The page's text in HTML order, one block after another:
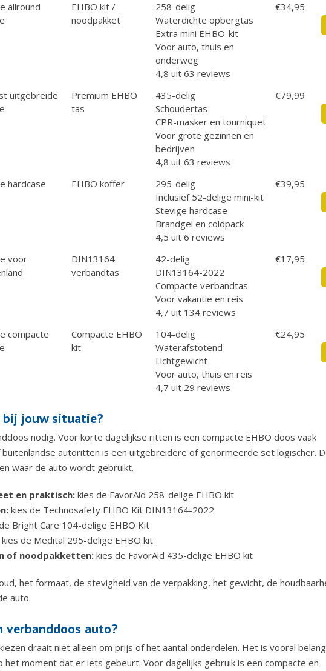
allround
EHBO kit /
noodpakket
258-delig
Waterdichte opbergtas
Extra mini EHBO-kit
Voor auto, thuis en
onderweg
4,8 uit 63 reviews
€34,95
uitgebreide
Premium EHBO
tas
435-delig
Schoudertas
CPR-masker en tourniquet
Voor grote gezinnen en
bedrijven
4,8 uit 63 reviews
€79,99
hardcase EHBO koffer
295-delig
Inclusief 52-delige mini-kit
Stevige hardcase
Brandgel en coldpack
4,5 uit 6 reviews
€39,95
voor
DIN13164
verbandtas
42-delig
DIN13164-2022
Compacte verbandtas
Voor vakantie en reis
4,7 uit 134 reviews
€17,95
compacte
Compacte EHBO
kit
104-delig
Waterafstotend
Lichtgewicht
Voor auto, thuis en reis
4,7 uit 29 reviews
€24,95
bij jouw situatie?
nodig. Voor korte dagelijkse ritten is een compacte EHBO doos vaak
autoritten is een uitgebreidere of genormeerde set logischer.
waar de auto wordt gebruikt.
en praktisch: kies de FavorAid 258-delige EHBO kit
kies de Technosafety EHBO Kit DIN13164-2022
Bright Care 104-delige EHBO Kit
kies de Medital 295-delige EHBO kit
of noodpakketten: kies de FavorAid 435-delige EHBO kit
het formaat, de stevigheid van de verpakking, het gewicht, de
auto.
auto?
draait niet alleen om prijs of het aantal onderdelen. Het is vooral
het moment dat er iets gebeurt. Voor dagelijks gebruik is een compacte en